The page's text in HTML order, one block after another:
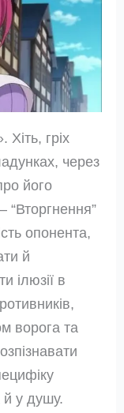
гріх
через
його
“Вторгнення”
опонента,
й
ілюзії в
ворога та
й у душу.